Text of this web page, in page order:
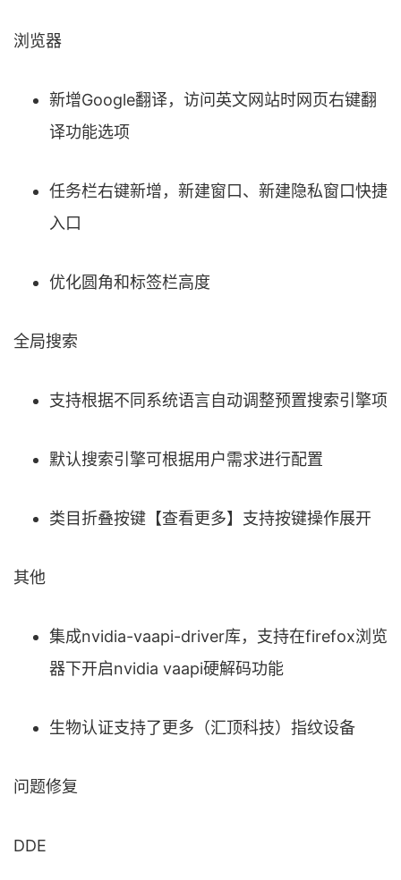
浏览器
新增Google翻译，访问英文网站时网页右键翻
译功能选项
任务栏右键新增，新建窗口、新建隐私窗口快捷
入口
优化圆角和标签栏高度
全局搜索
支持根据不同系统语言自动调整预置搜索引擎项
默认搜索引擎可根据用户需求进行配置
类目折叠按键【查看更多】支持按键操作展开
其他
集成nvidia-vaapi-driver库，支持在firefox浏览
器下开启nvidia vaapi硬解码功能
生物认证支持了更多（汇顶科技）指纹设备
问题修复
DDE